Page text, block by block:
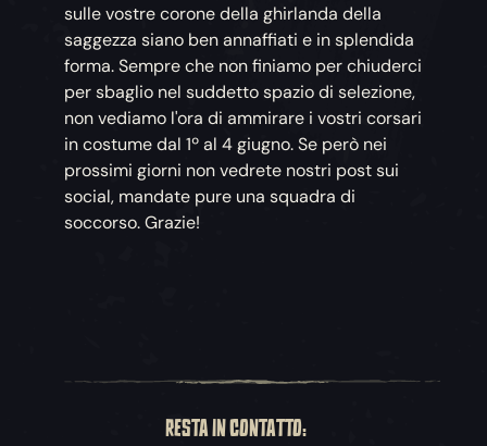
sulle vostre corone della ghirlanda della
saggezza siano ben annaffiati e in splendida
forma. Sempre che non finiamo per chiuderci
per sbaglio nel suddetto spazio di selezione,
non vediamo l'ora di ammirare i vostri corsari
in costume dal 1º al 4 giugno. Se però nei
prossimi giorni non vedrete nostri post sui
social, mandate pure una squadra di
soccorso. Grazie!
RESTA IN CONTATTO: